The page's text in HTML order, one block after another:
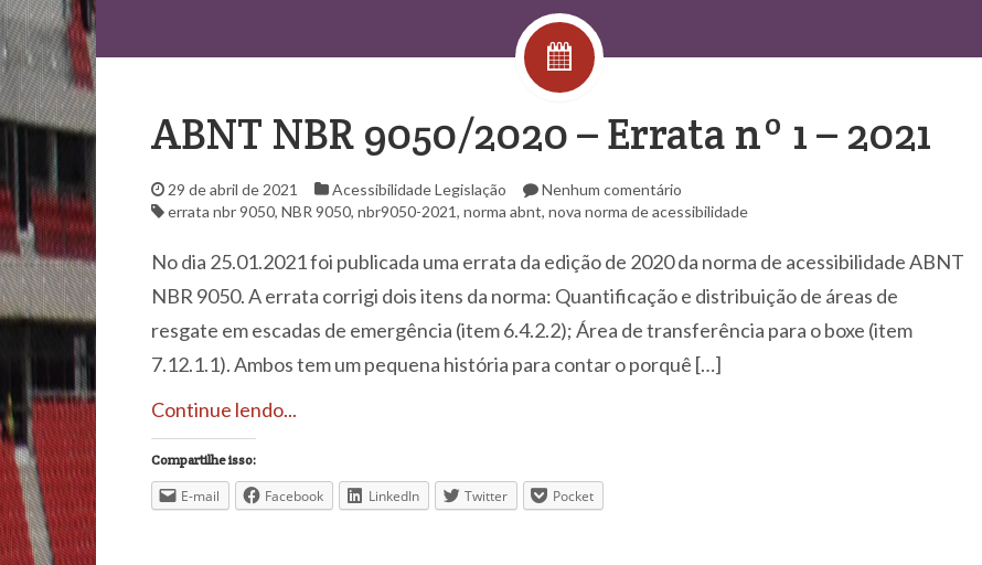
ABNT NBR 9050/2020 – Errata nº 1 – 2021
29 de abril de 2021 AcessibilidadeLegislação
Nenhum comentário
errata nbr 9050, NBR 9050, nbr9050-2021, norma abnt, nova norma de acessibilidade
No dia 25.01.2021 foi publicada uma errata da edição de 2020 da norma de acessibilidade ABNT
NBR 9050. A errata corrigi dois itens da norma: Quantificação e distribuição de áreas de
resgate em escadas de emergência (item 6.4.2.2); Área de transferência para o boxe (item
7.12.1.1). Ambos tem um pequena história para contar o porquê […]
Continue lendo...
Compartilhe isso:
E-mail Facebook LinkedIn Twitter Pocket